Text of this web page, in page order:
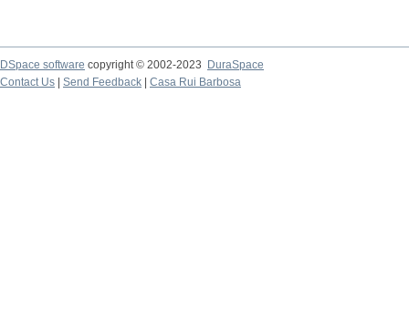
DSpace software copyright © 2002-2023
DuraSpace
Contact Us
Send Feedback Casa Rui Barbosa